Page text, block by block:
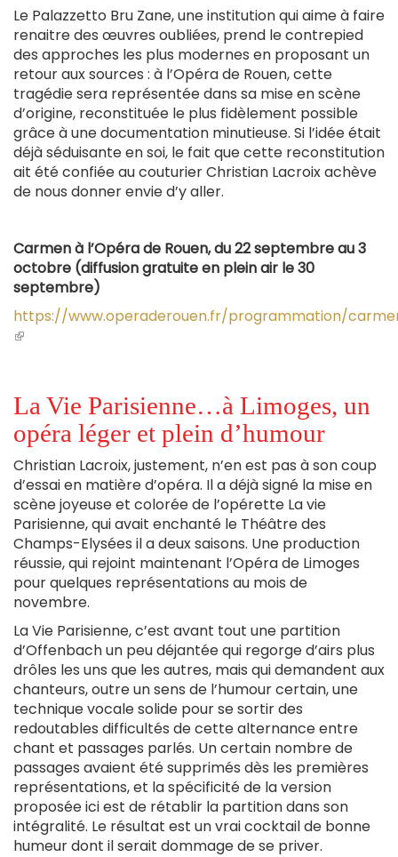
Le Palazzetto Bru Zane, une institution qui aime à faire
renaitre des œuvres oubliées, prend le contrepied
des approches les plus modernes en proposant un
retour aux sources : à l’Opéra de Rouen, cette
tragédie sera représentée dans sa mise en scène
d’origine, reconstituée le plus fidèlement possible
grâce à une documentation minutieuse. Si l’idée était
déjà séduisante en soi, le fait que cette reconstitution
ait été confiée au couturier Christian Lacroix achève
de nous donner envie d’y aller.
Carmen à l’Opéra de Rouen, du 22 septembre au 3
octobre (diffusion gratuite en plein air le 30
septembre)
https://www.operaderouen.fr/programmation/
(le
externe)
La Vie Parisienne…à Limoges, un
opéra léger et plein d’humour
Christian Lacroix, justement, n’en est pas à son coup
d’essai en matière d’opéra. Il a déjà signé la mise en
scène joyeuse et colorée de l’opérette La vie
Parisienne, qui avait enchanté le Théâtre des
Champs-Elysées il a deux saisons. Une production
réussie, qui rejoint maintenant l’Opéra de Limoges
pour quelques représentations au mois de
novembre.
La Vie Parisienne, c’est avant tout une partition
d’Offenbach un peu déjantée qui regorge d’airs plus
drôles les uns que les autres, mais qui demandent aux
chanteurs, outre un sens de l’humour certain, une
technique vocale solide pour se sortir des
redoutables difficultés de cette alternance entre
chant et passages parlés. Un certain nombre de
passages avaient été supprimés dès les premières
représentations, et la spécificité de la version
proposée ici est de rétablir la partition dans son
intégralité. Le résultat est un vrai cocktail de bonne
humeur dont il serait dommage de se priver.